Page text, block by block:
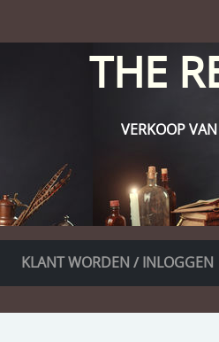
THE
VERKOOP
KLANT WORDEN / INLOGGEN